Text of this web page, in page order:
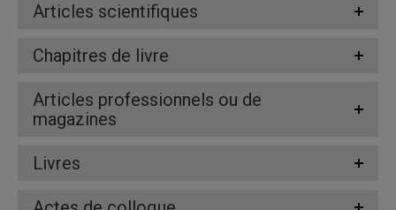
Articles scientifiques
Chapitres de livre
Articles professionnels ou de
magazines
Livres